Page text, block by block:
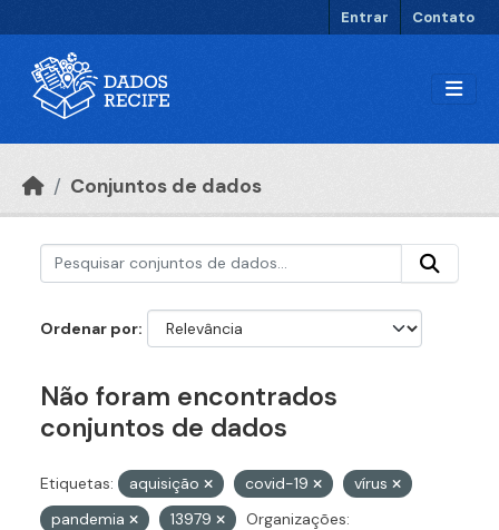
Entrar Contato
Conjuntos de dados
Ordenar por
Não foram encontrados
conjuntos de dados
Etiquetas: aquisição covid-19
vírus
pandemia
13979
Organizações: